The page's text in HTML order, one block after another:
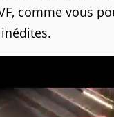
comme vous